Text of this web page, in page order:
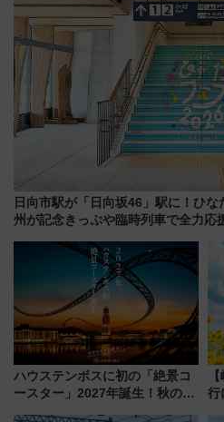
日向市駅が「日向坂46」駅に！ひ
州が記念きっぷや臨時列車で全力
ハウステンボスに初の「絶景コ
ースター」2027年誕生！秋の
行